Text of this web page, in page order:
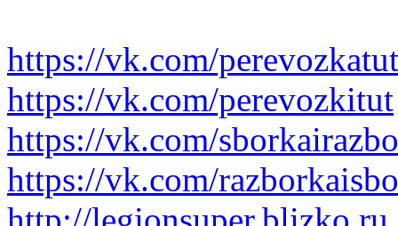
https://vk.com/perevozkatut
https://vk.com/perevozkitut
https://vk.com/
https://vk.com/